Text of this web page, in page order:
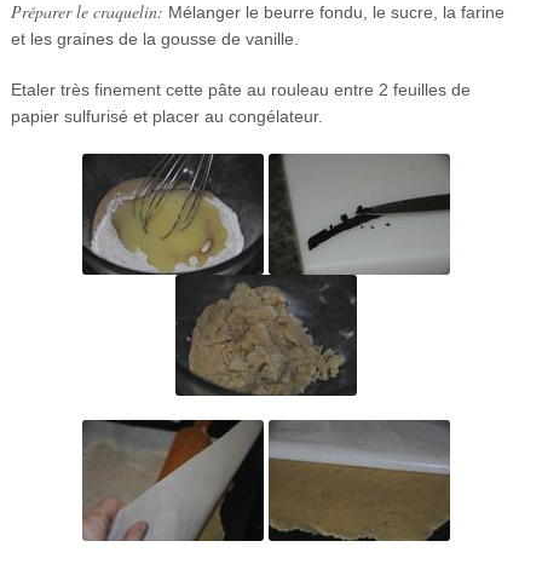
Préparer le craquelin: Mélanger le beurre fondu, le sucre, la farine
et les graines de la gousse de vanille.
Etaler très finement cette pâte au rouleau entre 2 feuilles de
papier sulfurisé et placer au congélateur.